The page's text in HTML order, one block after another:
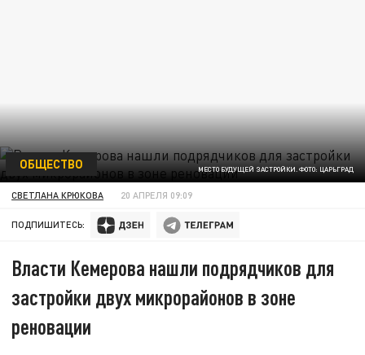
МЕСТО БУДУЩЕЙ ЗАСТРОЙКИ. ФОТО: ЦАРЬГРАД
ОБЩЕСТВО
СВЕТЛАНА КРЮКОВА 20 АПРЕЛЯ 09:09
ПОДПИШИТЕСЬ:
Власти Кемерова нашли подрядчиков для
застройки двух микрорайонов в зоне
реновации